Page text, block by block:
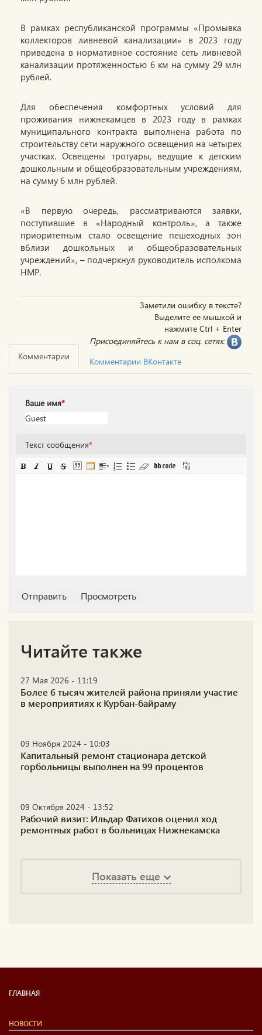
В рамках республиканской программы «Промывка
коллекторов ливневой канализации» в 2023 году
приведена в нормативное состояние сеть ливневой
канализации протяженностью 6 км на сумму 29 млн
рублей.
Для обеспечения комфортных условий для
проживания нижнекамцев в 2023 году в рамках
муниципального контракта выполнена работа по
строительству сети наружного освещения на четырех
участках. Освещены тротуары, ведущие к детским
дошкольным и общеобразовательным учреждениям,
на сумму 6 млн рублей.
«В первую очередь, рассматриваются заявки,
поступившие в «Народный контроль», а также
приоритетным стало освещение пешеходных зон
вблизи дошкольных и общеобразовательных
учреждений», – подчеркнул руководитель исполкома
НМР.
Заметили ошибку в тексте?
Выделите ее мышкой и
нажмите Ctrl + Enter
Присоединяйтесь к нам в соц. сетях:
Комментарии
Комментарии ВКонтакте
Ваше имя*
Текст сообщения*
Читайте также
27 Мая 2026 - 11:19
Более 6 тысяч жителей района приняли участие
в мероприятиях к Курбан-байраму
09 Ноября 2024 - 10:03
Капитальный ремонт стационара детской
горбольницы выполнен на 99 процентов
09 Октября 2024 - 13:52
Рабочий визит: Ильдар Фатихов оценил ход
ремонтных работ в больницах Нижнекамска
Показать еще
ГЛАВНАЯ
НОВОСТИ